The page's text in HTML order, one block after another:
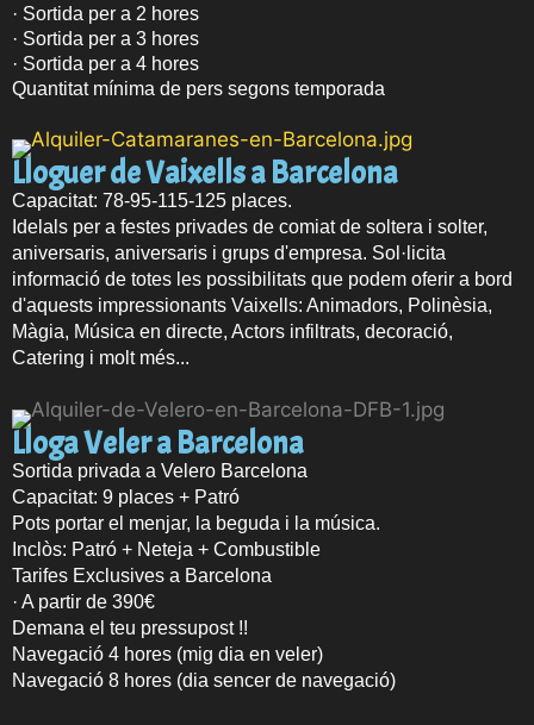
· Sortida per a 2 hores
· Sortida per a 3 hores
· Sortida per a 4 hores
Quantitat mínima de pers segons temporada
Lloguer de Vaixells a Barcelona
Capacitat: 78-95-115-125 places.
Idelals per a festes privades de comiat de soltera i solter,
aniversaris, aniversaris i grups d'empresa. Sol·licita
informació de totes les possibilitats que podem oferir a bord
d'aquests impressionants Vaixells: Animadors, Polinèsia,
Màgia, Música en directe, Actors infiltrats, decoració,
Catering i molt més...
Lloga Veler a Barcelona
Sortida privada a Velero Barcelona
Capacitat: 9 places + Patró
Pots portar el menjar, la beguda i la música.
Inclòs: Patró + Neteja + Combustible
Tarifes Exclusives a Barcelona
· A partir de 390€
Demana el teu pressupost !!
Navegació 4 hores (mig dia en veler)
Navegació 8 hores (dia sencer de navegació)